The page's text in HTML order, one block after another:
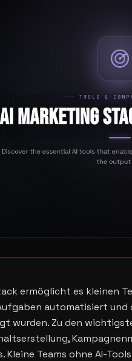
ermöglicht es kleinen
automatisiert
wurden. Zu den
Kleine Teams ohne AI-